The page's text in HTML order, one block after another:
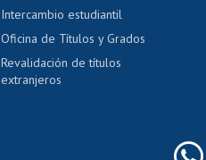
Intercambio estudiantil
Oficina de Títulos y Grados
Revalidación de títulos
extranjeros